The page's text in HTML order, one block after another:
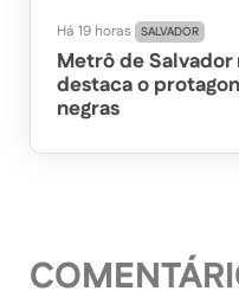
Há 19 horas SALVADOR
Metrô de
destaca o
negras